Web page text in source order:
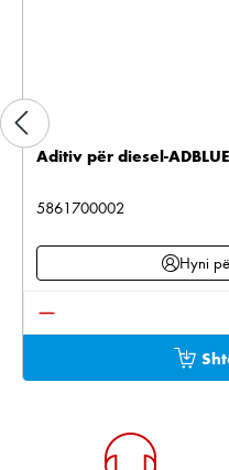
Aditiv për diesel-
5861700002
Hyni
Sasia e produktit: